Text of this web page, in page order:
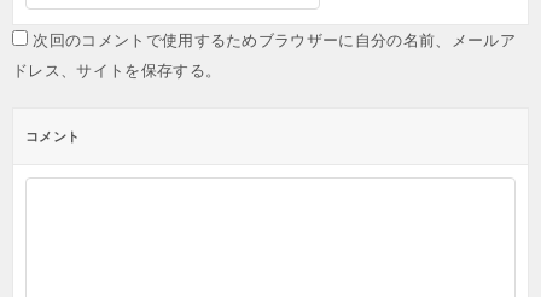
次回のコメントで使用するためブラウザーに自分の名前、メールア
ドレス、サイトを保存する。
コメント